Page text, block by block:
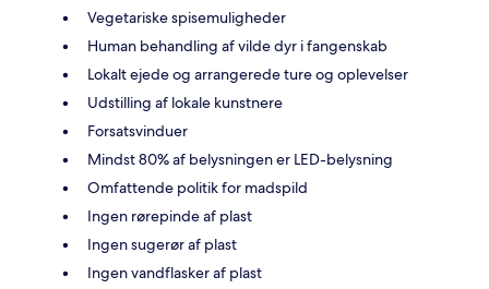
Vegetariske spisemuligheder
Human behandling af vilde dyr i fangenskab
Lokalt ejede og arrangerede ture og oplevelser
Udstilling af lokale kunstnere
Forsatsvinduer
Mindst 80% af belysningen er LED-belysning
Omfattende politik for madspild
Ingen rørepinde af plast
Ingen sugerør af plast
Ingen vandflasker af plast